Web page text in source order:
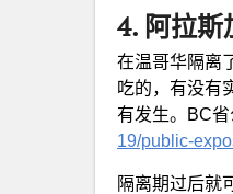
4. 阿拉斯
在温哥华隔离
吃的，有没有
有发生。BC
19/public-
隔离期过后就